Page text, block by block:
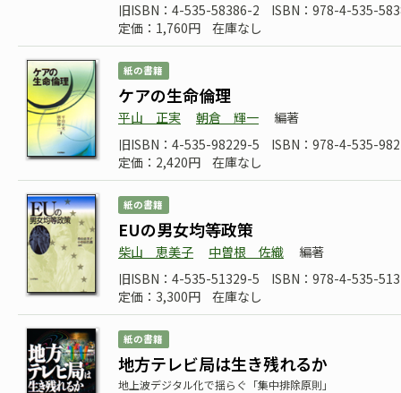
旧ISBN：4-535-58386-2
ISBN：978-4-535-
定価：1,760円
在庫なし
紙の書籍
ケアの生命倫理
平山 正実 朝倉 輝一
編著
旧ISBN：4-535-98229-5
ISBN：978-4-535-
定価：2,420円
在庫なし
紙の書籍
EUの男女均等政策
柴山 恵美子 中曽根 佐織
編著
旧ISBN：4-535-51329-5
ISBN：978-4-535-
定価：3,300円
在庫なし
紙の書籍
地方テレビ局は生き残れるか
地上波デジタル化で揺らぐ「集中排除原則」